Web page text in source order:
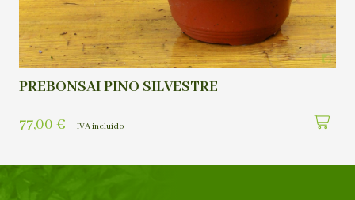
PREBONSAI PINO SILVESTRE
77,00 € IVA incluído